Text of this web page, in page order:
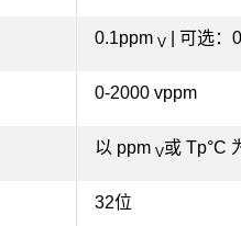
0.1ppm V 可选：
0-2000 vppm
以 ppm V或 Tp°C
32位